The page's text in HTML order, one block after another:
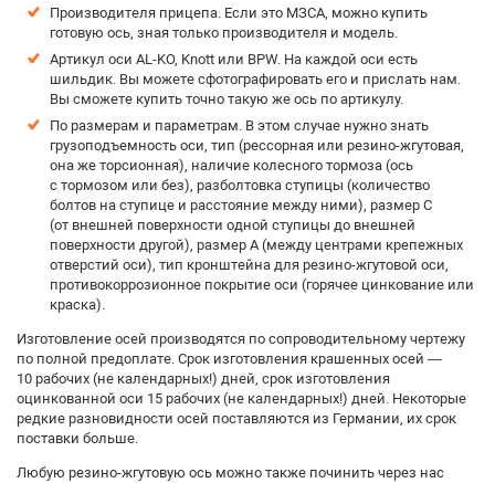
Производителя прицепа. Если это МЗСА, можно купить
готовую ось, зная только производителя и модель.
Артикул оси AL-KO, Knott или BPW. На каждой оси есть
шильдик. Вы можете сфотографировать его и прислать нам.
Вы сможете купить точно такую же ось по артикулу.
По размерам и параметрам. В этом случае нужно знать
грузоподъемность оси, тип (рессорная или резино-жгутовая,
она же торсионная), наличие колесного тормоза (ось
с тормозом или без), разболтовка ступицы (количество
болтов на ступице и расстояние между ними), размер С
(от внешней поверхности одной ступицы до внешней
поверхности другой), размер А (между центрами крепежных
отверстий оси), тип кронштейна для резино-жгутовой оси,
противокоррозионное покрытие оси (горячее цинкование или
краска).
Изготовление осей производятся по сопроводительному чертежу
по полной предоплате. Срок изготовления крашенных осей —
10 рабочих (не календарных!) дней, срок изготовления
оцинкованной оси 15 рабочих (не календарных!) дней. Некоторые
редкие разновидности осей поставляются из Германии, их срок
поставки больше.
Любую резино-жгутовую ось можно также починить через нас